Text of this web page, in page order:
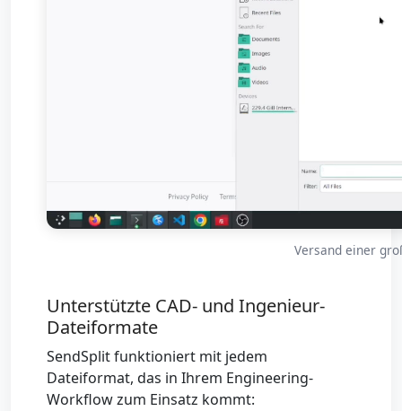
Versand einer
Unterstützte CAD- und Ingenieur-
Dateiformate
SendSplit funktioniert mit jedem
Dateiformat, das in Ihrem Engineering-
Workflow zum Einsatz kommt: